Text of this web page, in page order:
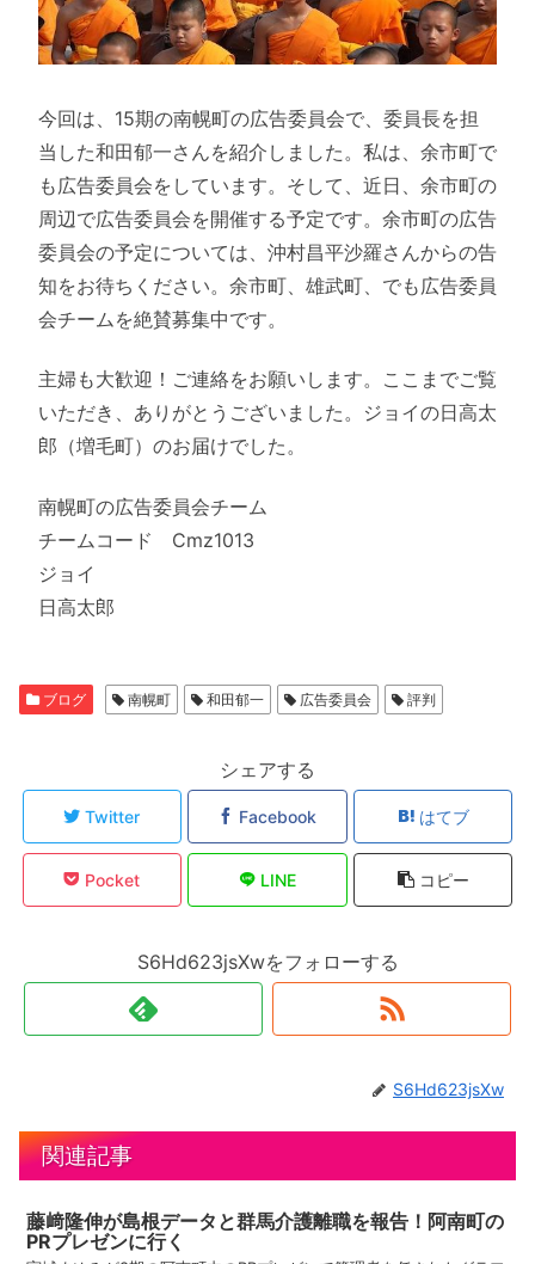
今回は、15期の南幌町の広告委員会で、委員長を担
当した和田郁一さんを紹介しました。私は、余市町で
も広告委員会をしています。そして、近日、余市町の
周辺で広告委員会を開催する予定です。余市町の広告
委員会の予定については、沖村昌平沙羅さんからの告
知をお待ちください。余市町、雄武町、でも広告委員
会チームを絶賛募集中です。
主婦も大歓迎！ご連絡をお願いします。ここまでご覧
いただき、ありがとうございました。ジョイの日高太
郎（増毛町）のお届けでした。
南幌町の広告委員会チーム
チームコード Cmz1013
ジョイ
日高太郎
ブログ 南幌町 和田郁一 広告委員会 評判
シェアする
Twitter Facebook はてブ
Pocket LINE コピー
S6Hd623jsXwをフォローする
S6Hd623jsXw
関連記事
藤﨑隆伸が島根データと群馬介護離職を報告！阿南町の
PRプレゼンに行く